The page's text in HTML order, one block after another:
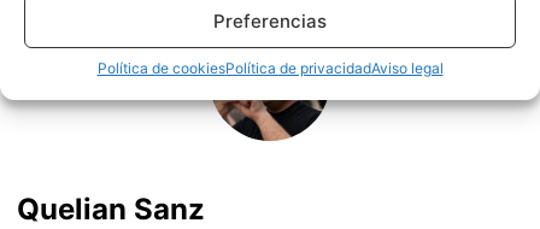
Preferencias
Política de cookiesPolítica de privacidadAviso legal
Quelian Sanz